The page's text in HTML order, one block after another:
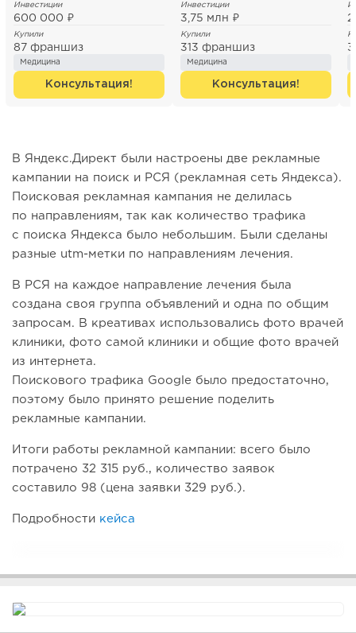
Инвестиции
600 000 ₽
Купили
87 франшиз
Медицина
Консультация!
Инвестиции
3,75 млн ₽
Купили
313 франшиз
Медицина
Консультация!
В Яндекс.Директ были настроены две рекламные
кампании на поиск и РСЯ (рекламная сеть Яндекса).
Поисковая рекламная кампания не делилась
по направлениям, так как количество трафика
с поиска Яндекса было небольшим. Были сделаны
разные utm-метки по направлениям лечения.
В РСЯ на каждое направление лечения была
создана своя группа объявлений и одна по общим
запросам. В креативах использовались фото врачей
клиники, фото самой клиники и общие фото врачей
из интернета.
Поискового трафика Google было предостаточно,
поэтому было принято решение поделить
рекламные кампании.
Итоги работы рекламной кампании: всего было
потрачено 32 315 руб., количество заявок
составило 98 (цена заявки 329 руб.).
Подробности кейса